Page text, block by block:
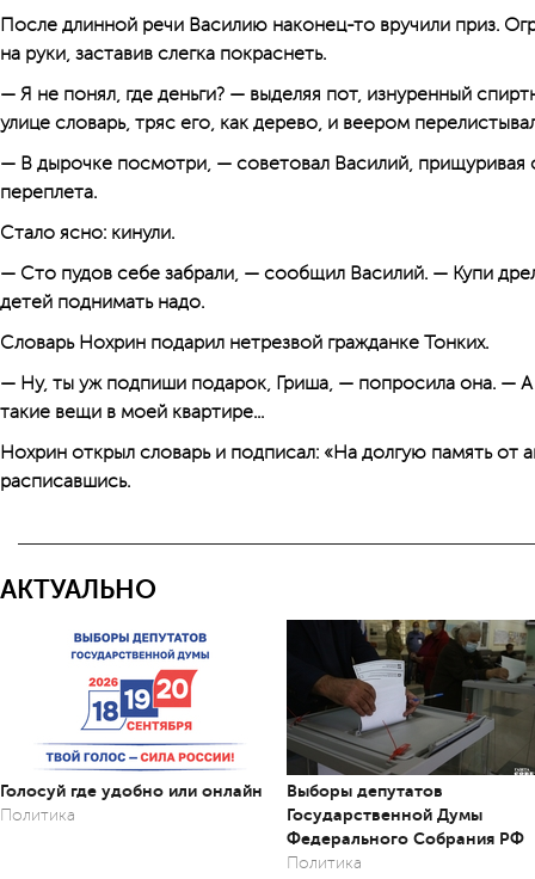
После длинной речи Василию наконец-то вручили приз.
на руки, заставив слегка покраснеть.
— Я не понял, где деньги? — выделяя пот, изнуренный
улице словарь, тряс его, как дерево, и веером
— В дырочке посмотри, — советовал Василий, прищуривая
переплета.
Стало ясно: кинули.
— Сто пудов себе забрали, — сообщил Василий. — Купи
детей поднимать надо.
Словарь Нохрин подарил нетрезвой гражданке Тонких.
— Ну, ты уж подпиши подарок, Гриша, — попросила она. — А
такие вещи в моей квартире...
Нохрин открыл словарь и подписал: «На долгую память от
расписавшись.
АКТУАЛЬНО
Голосуй где удобно или онлайн
Политика
Выборы депутатов
Государственной Думы
Федерального Собрания РФ
Политика